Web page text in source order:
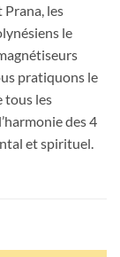
Prana, les
le
pratiquons le
tous les
des 4
et spirituel.